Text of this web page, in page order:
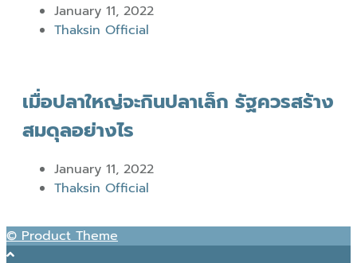
January 11, 2022
Thaksin Official
เมื่อปลาใหญ่จะกินปลาเล็ก รัฐควรสร้าง
สมดุลอย่างไร
January 11, 2022
Thaksin Official
© Product Theme